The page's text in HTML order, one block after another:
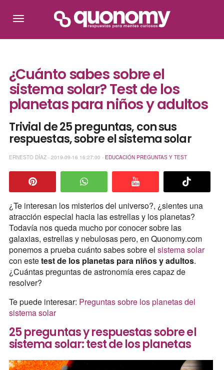
¿Cuánto sabes sobre el
sistema solar? Test de los
planetas para niños y adultos
Trivial de 25 preguntas, con sus
respuestas, sobre el sistema solar
ERNESTO DÍAZ - 2019-09-16 16:27:00 - EDUCACIÓN PREGUNTAS Y TEST
¿Te interesan los misterios del universo?, ¿sientes una
atracción especial hacia las estrellas y los planetas?
Todavía nos queda mucho por conocer sobre las
galaxias, estrellas y nebulosas pero, en Quonomy.com
ponemos a prueba cuánto sabes sobre el sistema solar
con estetest de los planetas para niños y adultos.
¿Cuántas preguntas de astronomía eres capaz de
resolver?
Te puede interesar: Preguntas sobre los planetas del
sistema solar
25 preguntas y respuestas sobre el
sistema solar: test de los planetas